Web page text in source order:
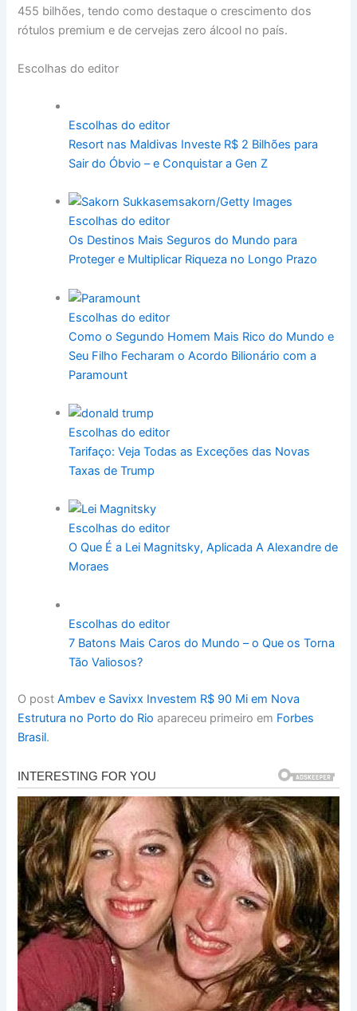
455 bilhões, tendo como destaque o crescimento dos
rótulos premium e de cervejas zero álcool no país.
Escolhas do editor
Escolhas do editor
Resort nas Maldivas Investe R$ 2 Bilhões para
Sair do Óbvio – e Conquistar a Gen Z
Escolhas do editor
Os Destinos Mais Seguros do Mundo para
Proteger e Multiplicar Riqueza no Longo Prazo
Escolhas do editor
Como o Segundo Homem Mais Rico do Mundo e
Seu Filho Fecharam o Acordo Bilionário com a
Paramount
Escolhas do editor
Tarifaço: Veja Todas as Exceções das Novas
Taxas de Trump
Escolhas do editor
O Que É a Lei Magnitsky, Aplicada A Alexandre de
Moraes
Escolhas do editor
7 Batons Mais Caros do Mundo – o Que os Torna
Tão Valiosos?
O postAmbev e Savixx Investem R$ 90 Mi em Nova
Estrutura no Porto do Rio apareceu primeiro em Forbes
Brasil.